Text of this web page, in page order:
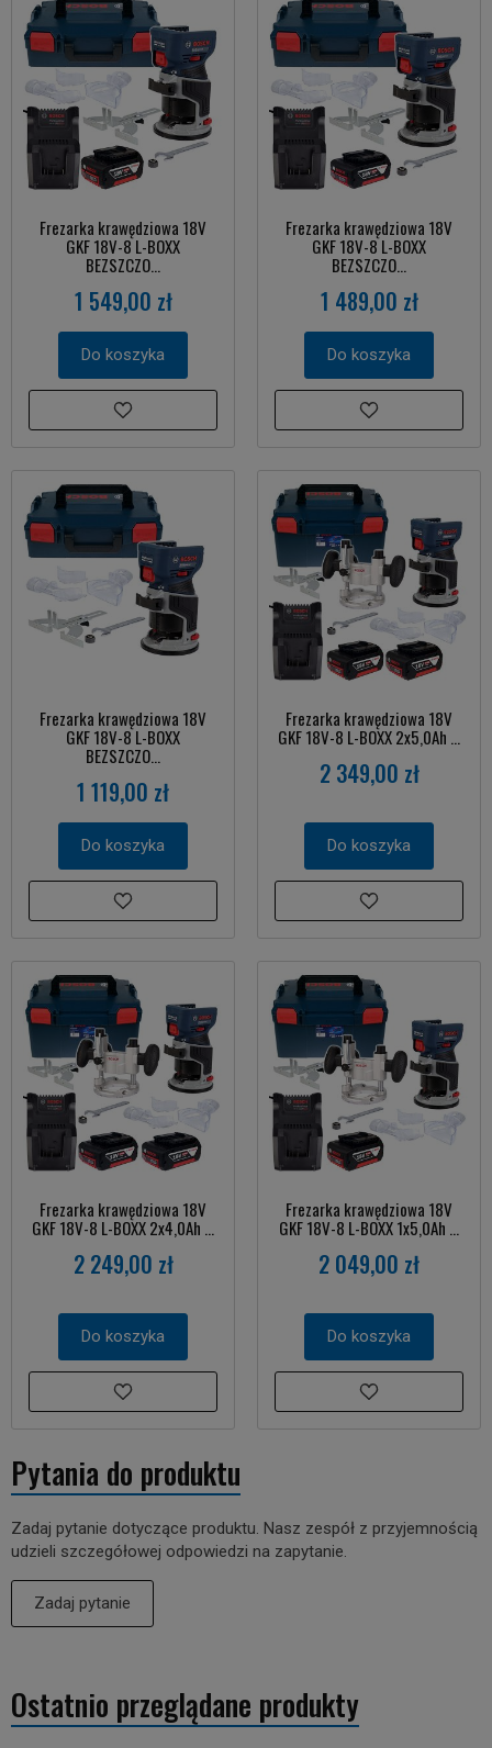
Frezarka krawędziowa 18V
GKF 18V-8 L-BOXX
BEZSZCZO...
1 549,00 zł
Do koszyka
Frezarka krawędziowa 18V
GKF 18V-8 L-BOXX
BEZSZCZO...
1 489,00 zł
Do koszyka
Frezarka krawędziowa 18V
GKF 18V-8 L-BOXX
BEZSZCZO...
1 119,00 zł
Do koszyka
Frezarka krawędziowa 18V
GKF 18V-8 L-BOXX 2x5,0Ah ...
2 349,00 zł
Do koszyka
Frezarka krawędziowa 18V
GKF 18V-8 L-BOXX 2x4,0Ah ...
2 249,00 zł
Do koszyka
Frezarka krawędziowa 18V
GKF 18V-8 L-BOXX 1x5,0Ah ...
2 049,00 zł
Do koszyka
Pytania do produktu
Zadaj pytanie dotyczące produktu. Nasz zespół z przyjemnością
udzieli szczegółowej odpowiedzi na zapytanie.
Zadaj pytanie
Ostatnio przeglądane produkty